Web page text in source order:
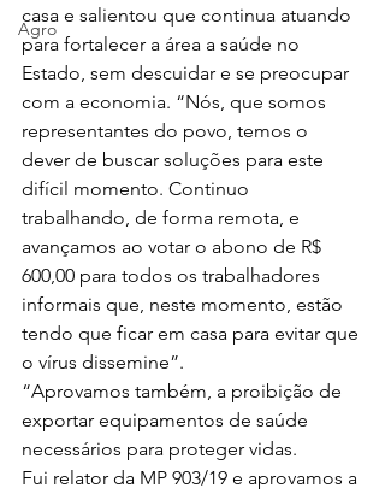
Agro
casa e salientou que continua atuando
para fortalecer a área a saúde no
Estado, sem descuidar e se preocupar
com a economia. “Nós, que somos
representantes do povo, temos o
dever de buscar soluções para este
difícil momento. Continuo
trabalhando, de forma remota, e
avançamos ao votar o abono de R$
600,00 para todos os trabalhadores
informais que, neste momento, estão
tendo que ficar em casa para evitar que
o vírus dissemine”.
“Aprovamos também, a proibição de
exportar equipamentos de saúde
necessários para proteger vidas.
Fui relator da MP 903/19 e aprovamos a